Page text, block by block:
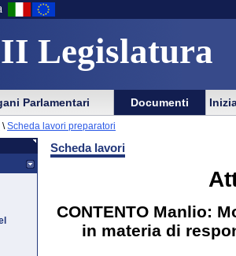
Legislatura
Parlamentari Documenti
\ Scheda lavori preparatori
Scheda lavori
CONTENTO Manlio:
in materia di